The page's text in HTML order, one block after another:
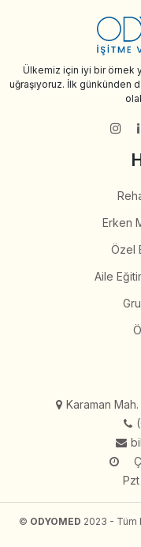
Ülkemiz için iyi bir örnek
uğraşıyoruz. İlk günkünden
Erken
Özel
Aile
Karaman
© ODYOMED 2023 - Tüm